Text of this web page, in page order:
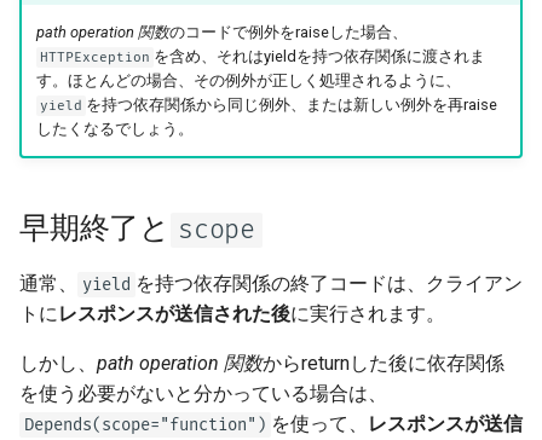
path operation 関数のコードで例外をraiseした場合、
HTTPException を含め、それはyieldを持つ依存関係に渡されま
す。ほとんどの場合、その例外が正しく処理されるように、
yield を持つ依存関係から同じ例外、または新しい例外を再raise
したくなるでしょう。
早期終了と scope
通常、 yield を持つ依存関係の終了コードは、クライアン
トに レスポンスが送信された後に実行されます。
しかし、 path operation 関数からreturnした後に依存関係
を使う必要がないと分かっている場合は、
Depends(scope="function") を使って、
レスポンスが送信